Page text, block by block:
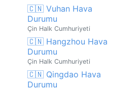
🇨🇳 Vuhan Hava
Durumu
Çin Halk Cumhuriyeti
🇨🇳 Hangzhou Hava
Durumu
Çin Halk Cumhuriyeti
🇨🇳 Qingdao Hava
Durumu